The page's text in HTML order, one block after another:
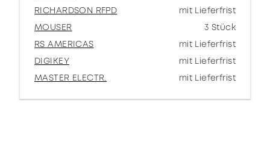
RICHARDSON RFPD
mit Lieferfrist
MOUSER
3 Stück
RS AMERICAS
mit Lieferfrist
DIGIKEY
mit Lieferfrist
MASTER ELECTR.
mit Lieferfrist